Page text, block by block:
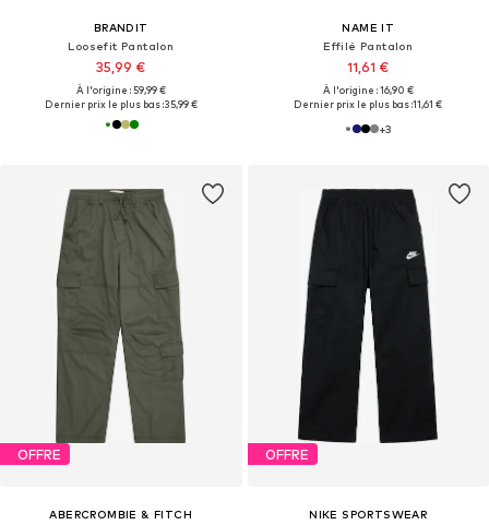
BRANDIT
Loosefit Pantalon
35,99 €
À l'origine : 59,99 €
Dernier prix le plus bas :35,99 €
NAME IT
Effilé Pantalon
11,61 €
À l'origine : 16,90 €
Dernier prix le plus bas :11,61 €
+3
OFFRE
ABERCROMBIE & FITCH
OFFRE
NIKE SPORTSWEAR